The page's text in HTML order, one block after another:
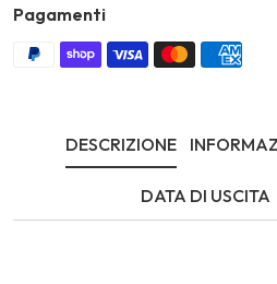
Pagamenti
DESCRIZIONE
DATA DI USCITA